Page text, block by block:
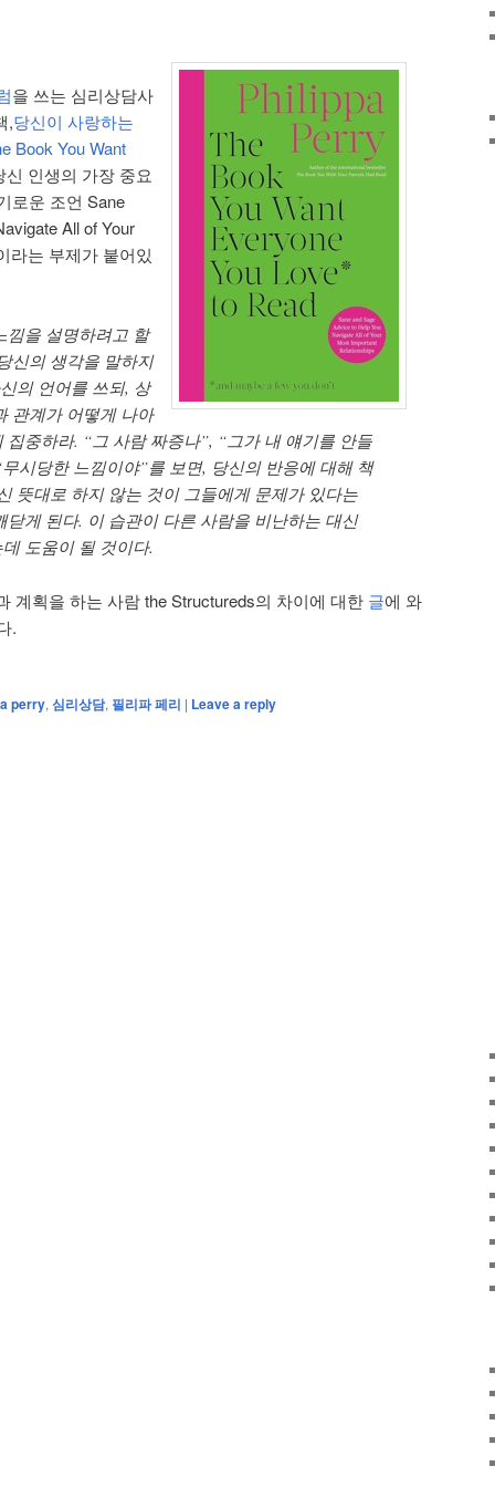
을 쓰는 심리상담사
,당신이 사랑하는
Book You Want
신 인생의 가장 중요
로운 조언 Sane
All of Your
라는 부제가 붙어있
낌을 설명하려고 할
신의 생각을 말하지
의 언어를 쓰되, 상
관계가 어떻게 나아
중하라. “그 사람 짜증나”, “그가 내 얘기를 안들
시당한 느낌이야”를 보면, 당신의 반응에 대해 책
뜻대로 하지 않는 것이 그들에게 문제가 있다는
게 된다. 이 습관이 다른 사람을 비난하는 대신
도움이 될 것이다.
계획을 하는 사람 the Structureds의 차이에 대한 글에 와
.
perry, 심리상담, 필리파 페리 | Leave a reply